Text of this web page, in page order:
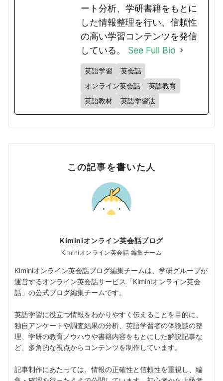
ート分析、学研書籍をもとに
した情報整理を行い、信頼性
の高い学習コンテンツを発信
している。 See Full Bio
英語学習
英会話
オンライン英会話
英語教育
英語教材
英語学習法
この記事を書いた人
Kiminiオンライン英会話ブログ
Kiminiオンライン英会話 編集チーム
Kiminiオンライン英会話ブログ編集チームは、学研グループが
運営するオンライン英会話サービス「Kiminiオンライン英会
話」の公式ブログ編集チームです。
英語学習に役立つ情報をわかりやすく伝えることを目的に、
独自アンケートや調査結果の分析、英語学習者の体験談の整
理、学研の教育ノウハウや書籍内容をもとにした解説記事な
ど、多角的な視点からコンテンツを制作しています。
記事制作にあたっては、情報の正確性と信頼性を重視し、編